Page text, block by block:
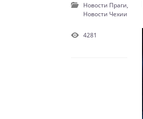
Новости Праги,
Новости Чехии
4281